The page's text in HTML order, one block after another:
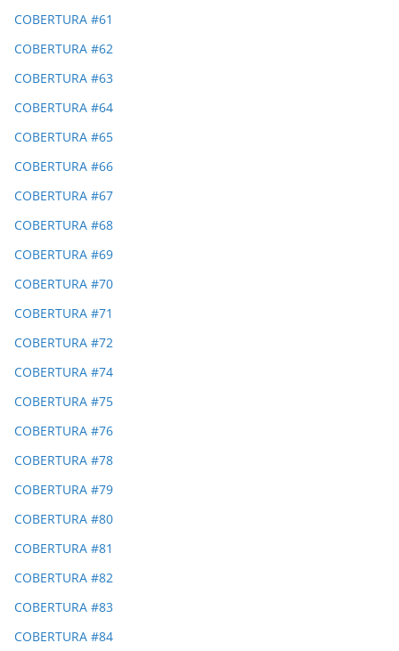
COBERTURA #61
COBERTURA #62
COBERTURA #63
COBERTURA #64
COBERTURA #65
COBERTURA #66
COBERTURA #67
COBERTURA #68
COBERTURA #69
COBERTURA #70
COBERTURA #71
COBERTURA #72
COBERTURA #74
COBERTURA #75
COBERTURA #76
COBERTURA #78
COBERTURA #79
COBERTURA #80
COBERTURA #81
COBERTURA #82
COBERTURA #83
COBERTURA #84